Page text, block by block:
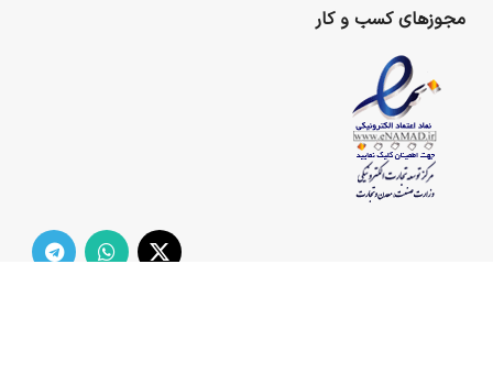
مجوزهای کسب و کار